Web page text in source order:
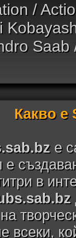
/
Saab
Какво е
е
в
всеки,